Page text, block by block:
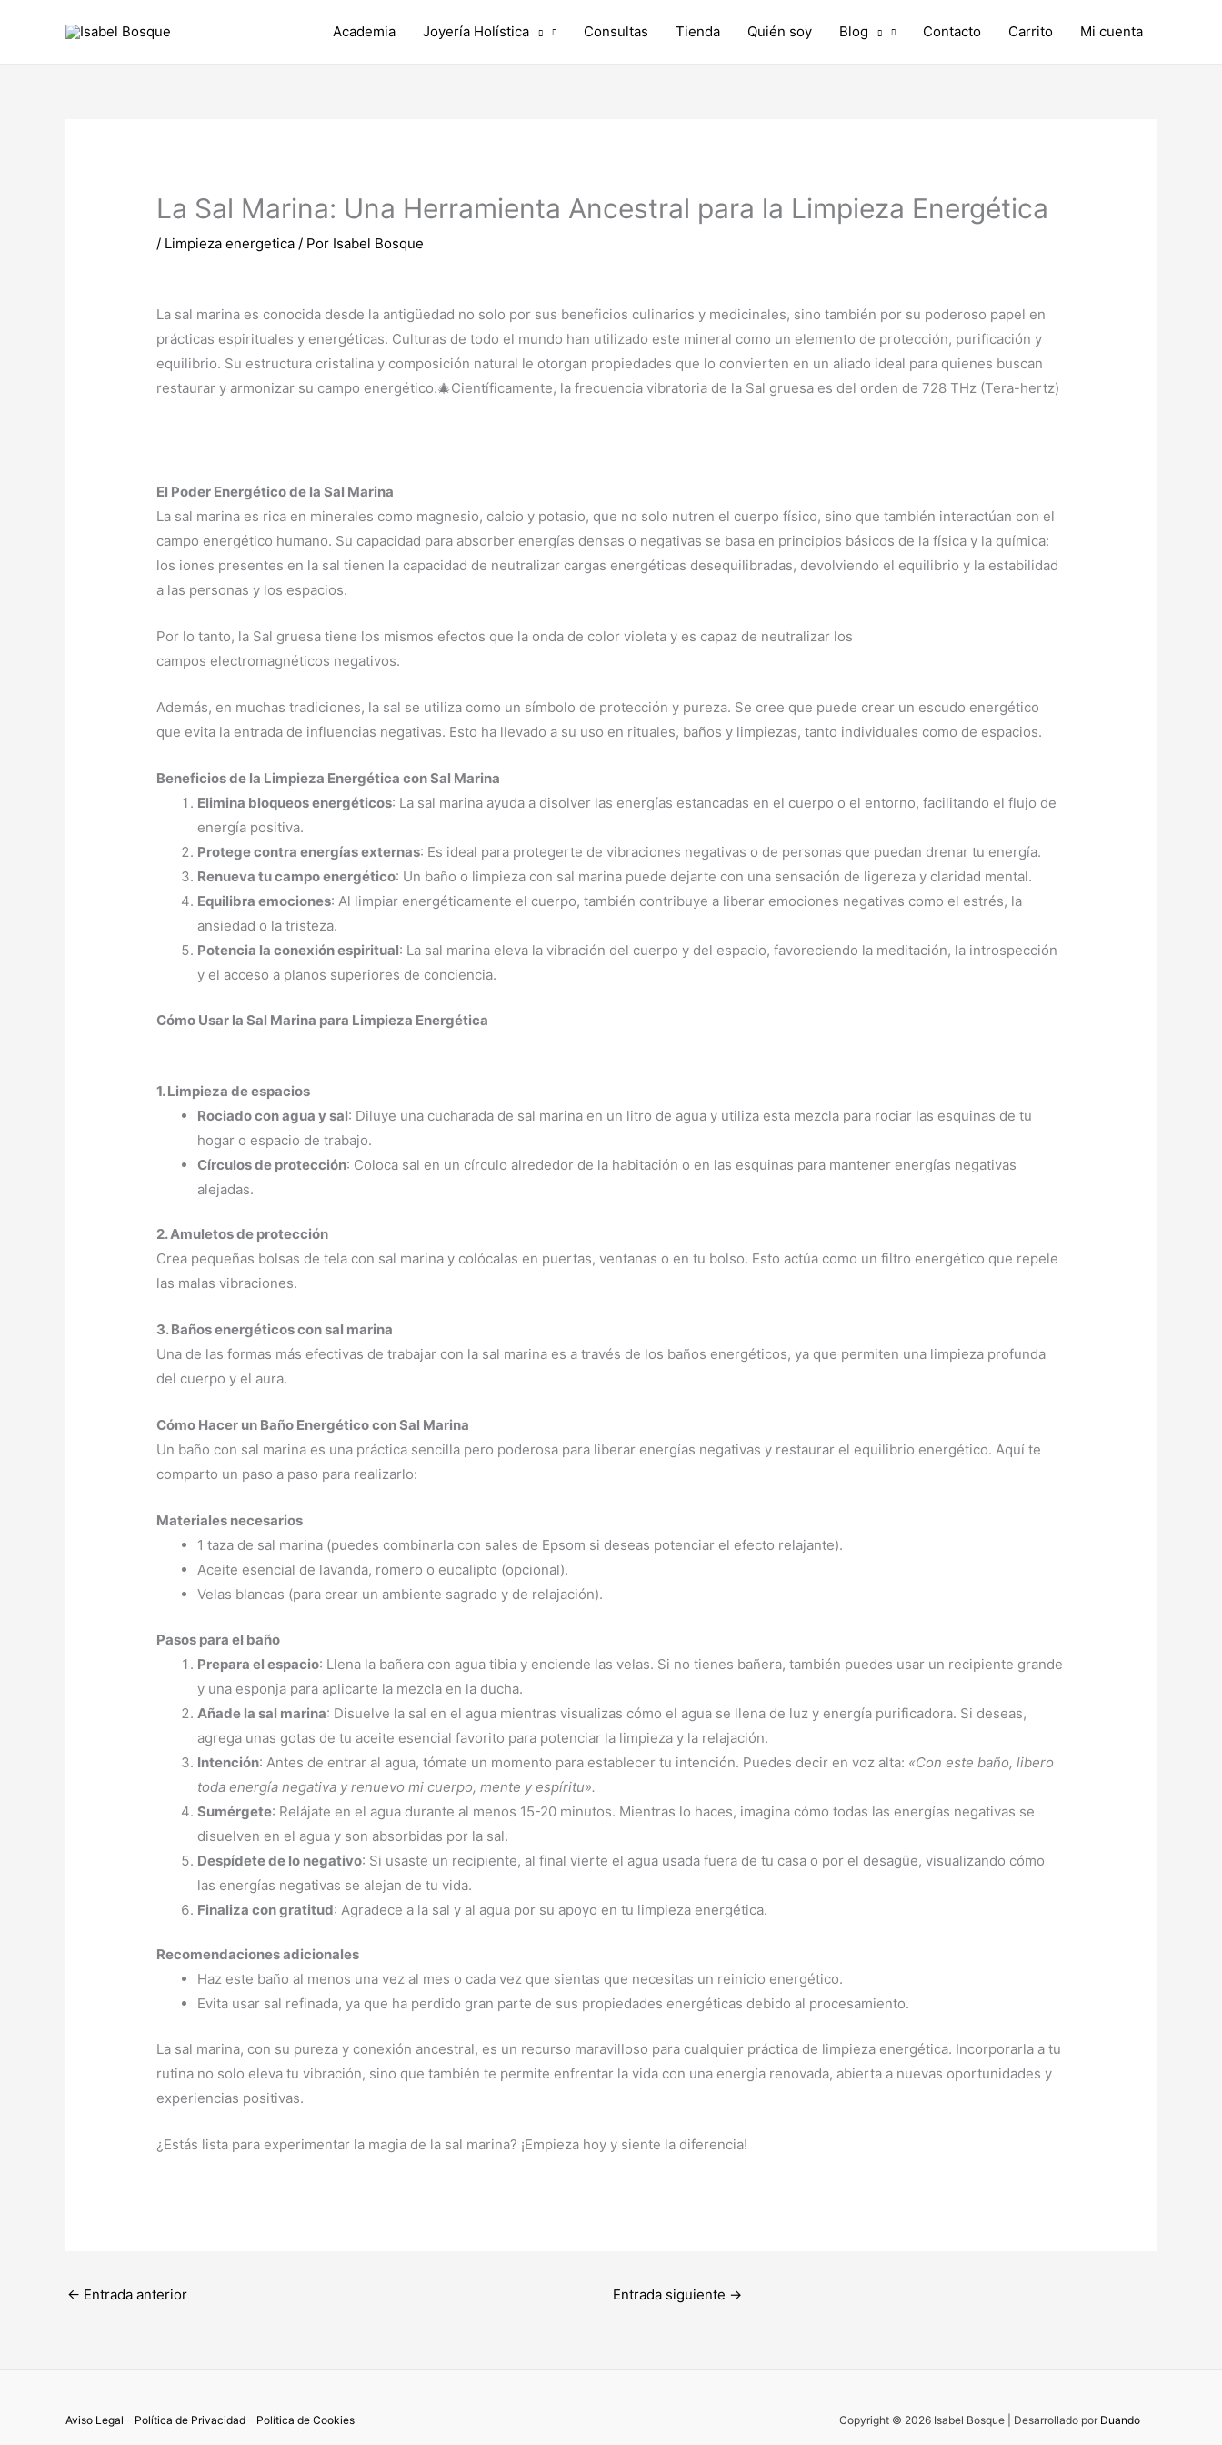
Academia Joyería Holística Consultas Tienda Quién soy Blog Contacto Carrito Mi cuenta
La Sal Marina: Una Herramienta Ancestral para la Limpieza Energética
/ Limpieza energetica / Por Isabel Bosque
La sal marina es conocida desde la antigüedad no solo por sus beneficios culinarios y medicinales, sino también por su poderoso papel en
prácticas espirituales y energéticas. Culturas de todo el mundo han utilizado este mineral como un elemento de protección, purificación y
equilibrio. Su estructura cristalina y composición natural le otorgan propiedades que lo convierten en un aliado ideal para quienes buscan
restaurar y armonizar su campo energético.🎄Científicamente, la frecuencia vibratoria de la Sal gruesa es del orden de 728 THz (Tera-hertz)
El Poder Energético de la Sal Marina
La sal marina es rica en minerales como magnesio, calcio y potasio, que no solo nutren el cuerpo físico, sino que también interactúan con el
campo energético humano. Su capacidad para absorber energías densas o negativas se basa en principios básicos de la física y la química:
los iones presentes en la sal tienen la capacidad de neutralizar cargas energéticas desequilibradas, devolviendo el equilibrio y la estabilidad
a las personas y los espacios.
Por lo tanto, la Sal gruesa tiene los mismos efectos que la onda de color violeta y es capaz de neutralizar los
campos electromagnéticos negativos.
Además, en muchas tradiciones, la sal se utiliza como un símbolo de protección y pureza. Se cree que puede crear un escudo energético
que evita la entrada de influencias negativas. Esto ha llevado a su uso en rituales, baños y limpiezas, tanto individuales como de espacios.
Beneficios de la Limpieza Energética con Sal Marina
Elimina bloqueos energéticos: La sal marina ayuda a disolver las energías estancadas en el cuerpo o el entorno, facilitando el flujo de
energía positiva.
Protege contra energías externas: Es ideal para protegerte de vibraciones negativas o de personas que puedan drenar tu energía.
Renueva tu campo energético: Un baño o limpieza con sal marina puede dejarte con una sensación de ligereza y claridad mental.
Equilibra emociones: Al limpiar energéticamente el cuerpo, también contribuye a liberar emociones negativas como el estrés, la
ansiedad o la tristeza.
Potencia la conexión espiritual: La sal marina eleva la vibración del cuerpo y del espacio, favoreciendo la meditación, la introspección
y el acceso a planos superiores de conciencia.
Cómo Usar la Sal Marina para Limpieza Energética
1. Limpieza de espacios
Rociado con agua y sal: Diluye una cucharada de sal marina en un litro de agua y utiliza esta mezcla para rociar las esquinas de tu
hogar o espacio de trabajo.
Círculos de protección: Coloca sal en un círculo alrededor de la habitación o en las esquinas para mantener energías negativas
alejadas.
2. Amuletos de protección
Crea pequeñas bolsas de tela con sal marina y colócalas en puertas, ventanas o en tu bolso. Esto actúa como un filtro energético que repele
las malas vibraciones.
3. Baños energéticos con sal marina
Una de las formas más efectivas de trabajar con la sal marina es a través de los baños energéticos, ya que permiten una limpieza profunda
del cuerpo y el aura.
Cómo Hacer un Baño Energético con Sal Marina
Un baño con sal marina es una práctica sencilla pero poderosa para liberar energías negativas y restaurar el equilibrio energético. Aquí te
comparto un paso a paso para realizarlo:
Materiales necesarios
1 taza de sal marina (puedes combinarla con sales de Epsom si deseas potenciar el efecto relajante).
Aceite esencial de lavanda, romero o eucalipto (opcional).
Velas blancas (para crear un ambiente sagrado y de relajación).
Pasos para el baño
Prepara el espacio: Llena la bañera con agua tibia y enciende las velas. Si no tienes bañera, también puedes usar un recipiente grande
y una esponja para aplicarte la mezcla en la ducha.
Añade la sal marina: Disuelve la sal en el agua mientras visualizas cómo el agua se llena de luz y energía purificadora. Si deseas,
agrega unas gotas de tu aceite esencial favorito para potenciar la limpieza y la relajación.
Intención: Antes de entrar al agua, tómate un momento para establecer tu intención. Puedes decir en voz alta: «Con este baño, libero
toda energía negativa y renuevo mi cuerpo, mente y espíritu».
Sumérgete: Relájate en el agua durante al menos 15-20 minutos. Mientras lo haces, imagina cómo todas las energías negativas se
disuelven en el agua y son absorbidas por la sal.
Despídete de lo negativo: Si usaste un recipiente, al final vierte el agua usada fuera de tu casa o por el desagüe, visualizando cómo
las energías negativas se alejan de tu vida.
Finaliza con gratitud: Agradece a la sal y al agua por su apoyo en tu limpieza energética.
Recomendaciones adicionales
Haz este baño al menos una vez al mes o cada vez que sientas que necesitas un reinicio energético.
Evita usar sal refinada, ya que ha perdido gran parte de sus propiedades energéticas debido al procesamiento.
La sal marina, con su pureza y conexión ancestral, es un recurso maravilloso para cualquier práctica de limpieza energética. Incorporarla a tu
rutina no solo eleva tu vibración, sino que también te permite enfrentar la vida con una energía renovada, abierta a nuevas oportunidades y
experiencias positivas.
¿Estás lista para experimentar la magia de la sal marina? ¡Empieza hoy y siente la diferencia!
← Entrada anterior Entrada siguiente →
Aviso Legal - Política de Privacidad - Política de Cookies Copyright © 2026 Isabel Bosque | Desarrollado por Duando